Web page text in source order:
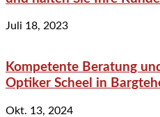
Juli 18, 2023
Kompetente Beratung
Optiker Scheel in
Okt. 13, 2024